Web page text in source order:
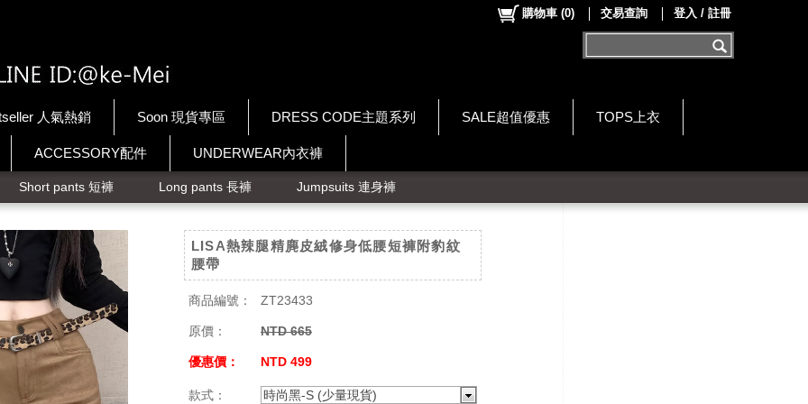
人氣熱銷 Soon 現貨專區 DRESS CODE主題系列 SALE超值優惠 TOPS上衣
ACCESSORY配件 UNDERWEAR內衣褲
購物車 (0) 交易查詢 登入 / 註冊
Short pants 短褲 Long pants 長褲 Jumpsuits 連身褲
LISA熱辣腿精麂皮絨修身低腰短褲附豹紋
腰帶
商品編號： ZT23433
原價： NTD 665
優惠價： NTD 499
款式： 時尚黑-S (少量現貨)